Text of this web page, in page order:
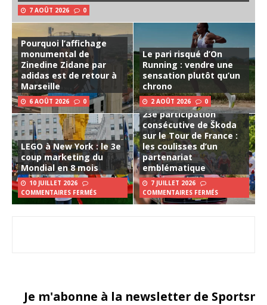
7 AOÛT 2026 0
Pourquoi l’affichage
monumental de
Zinedine Zidane par
adidas est de retour à
Marseille
6 AOÛT 2026 0
Le pari risqué d’On
Running : vendre une
sensation plutôt qu’un
chrono
2 AOÛT 2026 0
LEGO à New York : le 3e
coup marketing du
Mondial en 8 mois
10 JUILLET 2026
COMMENTAIRES FERMÉS
23e participation
consécutive de Škoda
sur le Tour de France :
les coulisses d’un
partenariat
emblématique
7 JUILLET 2026
COMMENTAIRES FERMÉS
Je m'abonne à la newsletter de